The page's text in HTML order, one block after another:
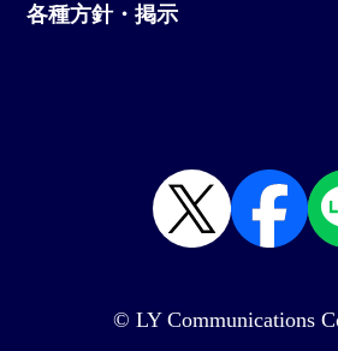
各種方針・掲示
© LY Communications